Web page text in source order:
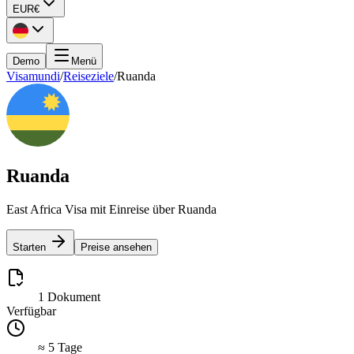
EUR€
Demo Menü
Visamundi/Reiseziele/Ruanda
Ruanda
East Africa Visa mit Einreise über Ruanda
Starten Preise ansehen
1 Dokument
Verfügbar
≈ 5 Tage